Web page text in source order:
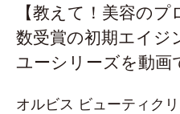
【教えて！美容の
数受賞の初期エイ
ユーシリーズを動画
オルビス ビューティク